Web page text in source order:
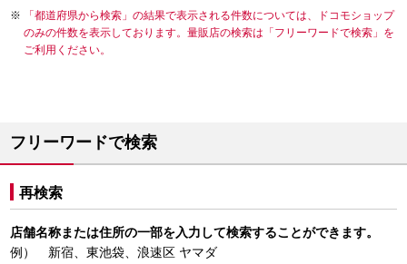
「都道府県から検索」の結果で表示される件数については、ドコモショップ
のみの件数を表示しております。量販店の検索は「フリーワードで検索」を
ご利用ください。
フリーワードで検索
再検索
店舗名称または住所の一部を入力して検索することができます。
例） 新宿、東池袋、浪速区 ヤマダ